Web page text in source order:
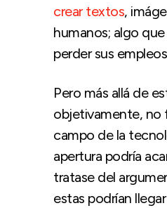
crear textos,
humanos; algo
perder sus
Pero más allá de
objetivamente, no
campo de la
apertura podría
tratase del
estas podrían